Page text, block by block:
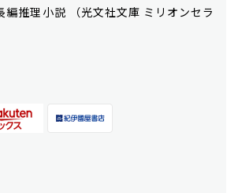
編推理小説 （光文社文庫 ミリオンセラ